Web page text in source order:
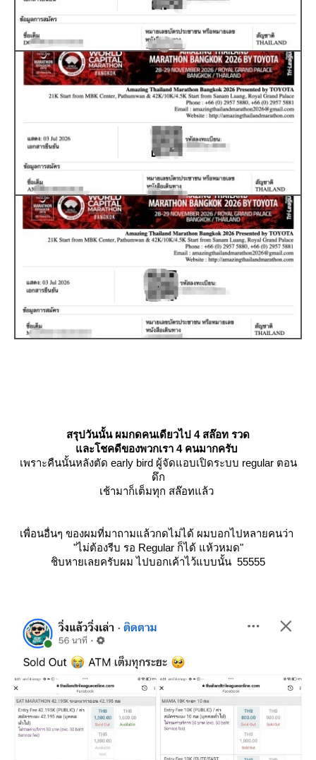
สรุปวันนั้น ผมกดคนเดียวไป 4 สล๊อท รวด
ละโชคดีของพวกเรา 4 คนมากครับ
เพราะคืนนั้นหลังตัด early bird ผู้จัดแอบเปิดระบบ regular ตอน
ดึก
เช้ามาก็เต็มทุก สล๊อทแล้ว
เพื่อนอื่นๆ ของผมที่มาถามแล้วกดไม่ได้ ผมบอกไปหลายคนว่า
"ไม่ต้องรีบ รอ Regular ก็ได้ แห้วหมด"
ชิบหายเลยครับผม ไปบอกเค้าไว้แบบนั้น 55555